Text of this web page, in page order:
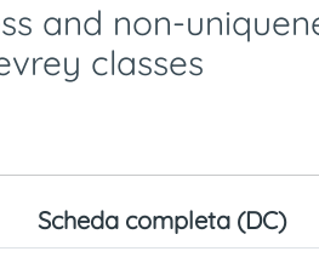
and non-
classes
Scheda completa (DC)